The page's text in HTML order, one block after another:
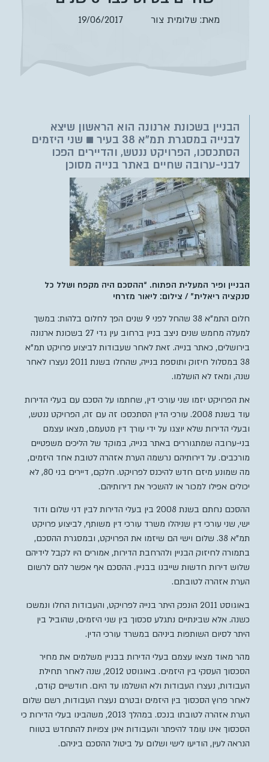
ניגודיות כהה
האפשרויות
מאת: שלומית צור 19/06/2017
הבניין בשכונת ארנונה הוא הראשון שיצא
לבנייה במסגרת תמ"א 38 בעיר ■ שני היזמים
הסתכסכו, הפרויקט ננטש, והדיירים הפכו
לבני-ערובה שחיים באתר בנייה מסוכן
הבניין ופיר המעלית הפתוח. “ההסכם היה מקפח ושלל כל
סנקציה ריאלית” / צילום: ליאור מזרחי
חלום התמ”א 38 שהחל לפני 9 שנים הפך לחלום בלהות: במשך
למעלה מחמש שנים ניצב בניין ברחוב עין גדי 27 בשכונת ארנונה
בירושלים, כאתר בנייה. זאת לאחר שעבודות לביצוע פרויקט תמ”א
38 במסלול חיזוק ותוספת בנייה, שהחלו בשנת 2011 נעצרו לאחר
שנה, ומאז לא הושלמו.
את הפרויקט יזמו שני עורכי דין, שחתמו על הסכם עם בעלי הדירות
עוד בשנת 2008. עורכי הדין הסתכסכו זה עם זה, הפרויקט ננטש,
ובעלי הדירות שלא יוצגו על ידי עורך דין מטעמם, מצאו עצמם
בני-ערובה שמתגוררים באתר בנייה, במוקד של הליכים משפטיים
מורכבים. על דירותיהם נרשמה הערת אזהרה לטובת אחד היזמים,
מה שמונע מיזם חדש להיכנס לפרויקט. חלקם, דיירים בני 80, לא
יכולים אפילו למכור או להשכיר את דירותיהם.
ההסכם נחתם בשנת 2008 בין בעלי הדירות לבין דני שלום ודוד
ישי, שני עורכי דין שניהלו משרד עורכי דין משותף, לביצוע פרויקט
תמ”א 38. שלום וישי הם שיזמו את הפרויקט, ובמסגרת ההסכם,
בתמורה לחיזוק הבניין ולהרחבת הדירות, אמורים היו לקבל לידיהם
שלוש דירות חדשות שייבנו בבניין. ההסכם אף אפשר להם לרשום
הערת אזהרה לטובתם.
באוגוסט 2011 הונפק היתר בנייה לפרויקט, והעבודות החלו ונמשכו
כשנה. אלא שבינתיים נתגלע סכסוך בין שני היזמים, שהוביל בין
היתר לסיום השותפות ביניהם במשרד עורכי הדין.
מהר מאוד מצאו עצמם בעלי הדירות בבניין משלמים את מחיר
הסכסוך העסקי בין היזמים. באוגוסט 2012, שנה לאחר תחילת
העבודות, נעצרו העבודות ולא הושלמו עד היום. חודשיים קודם,
לאחר פרוץ הסכסוך בין היזמים ובטרם נעצרו העבודות, רשם שלום
הערת אזהרה לטובתו בנכס. במהלך 2013, משהבינו בעלי הדירות כי
הסכסוך אינו עומד להיפתר והעבודות אינן צפויות להתחדש בטווח
הנראה לעין, הודיעו לישי ושלום על ביטול ההסכם ביניהם.